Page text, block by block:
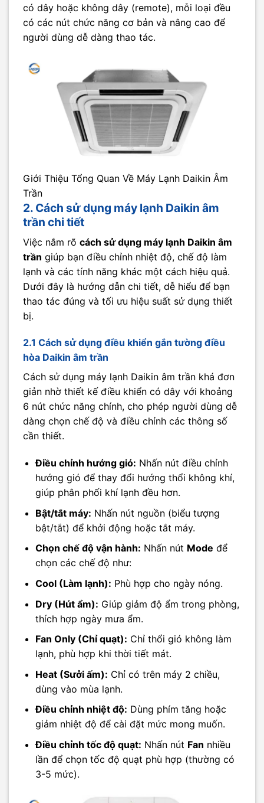
có dây hoặc không dây (remote), mỗi loại đều
có các nút chức năng cơ bản và nâng cao để
người dùng dễ dàng thao tác.
Giới Thiệu Tổng Quan Về Máy Lạnh Daikin Âm
Trần
2. Cách sử dụng máy lạnh Daikin âm
trần chi tiết
Việc nắm rõ cách sử dụng máy lạnh Daikin âm
trần giúp bạn điều chỉnh nhiệt độ, chế độ làm
lạnh và các tính năng khác một cách hiệu quả.
Dưới đây là hướng dẫn chi tiết, dễ hiểu để bạn
thao tác đúng và tối ưu hiệu suất sử dụng thiết
bị.
2.1 Cách sử dụng điều khiển gắn tường điều
hòa Daikin âm trần
Cách sử dụng máy lạnh Daikin âm trần khá đơn
giản nhờ thiết kế điều khiển có dây với khoảng
6 nút chức năng chính, cho phép người dùng dễ
dàng chọn chế độ và điều chỉnh các thông số
cần thiết.
Điều chỉnh hướng gió: Nhấn nút điều chỉnh
hướng gió để thay đổi hướng thổi không khí,
giúp phân phối khí lạnh đều hơn.
Bật/tắt máy: Nhấn nút nguồn (biểu tượng
bật/tắt) để khởi động hoặc tắt máy.
Chọn chế độ vận hành: Nhấn nút Mode để
chọn các chế độ như:
Cool (Làm lạnh): Phù hợp cho ngày nóng.
Dry (Hút ẩm): Giúp giảm độ ẩm trong phòng,
thích hợp ngày mưa ẩm.
Fan Only (Chỉ quạt): Chỉ thổi gió không làm
lạnh, phù hợp khi thời tiết mát.
Heat (Sưởi ấm): Chỉ có trên máy 2 chiều,
dùng vào mùa lạnh.
Điều chỉnh nhiệt độ: Dùng phím tăng hoặc
giảm nhiệt độ để cài đặt mức mong muốn.
Điều chỉnh tốc độ quạt: Nhấn nút Fan nhiều
lần để chọn tốc độ quạt phù hợp (thường có
3-5 mức).